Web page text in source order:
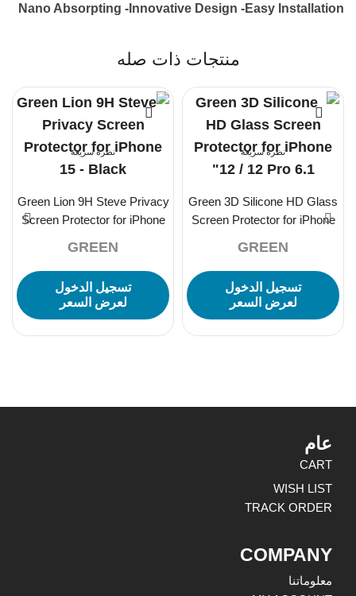
Nano Absorpting -Innovative Design -Easy Installation
منتجات ذات صله
نظرة سريعة
Green 3D Silicone HD Glass
Screen Protector for iPhone
GREEN
تسجيل الدخول
لعرض السعر
نظرة سريعة
Green Lion 9H Steve Privacy
Screen Protector for iPhone
GREEN
تسجيل الدخول
لعرض السعر
عام
CART
WISH LIST
TRACK ORDER
COMPANY
معلوماتنا